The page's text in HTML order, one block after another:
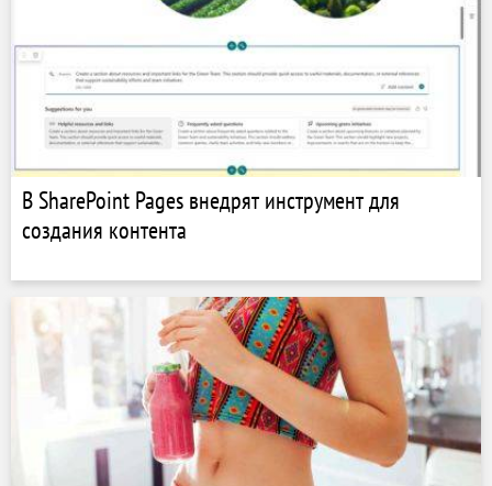
В SharePoint Pages внедрят инструмент для
создания контента